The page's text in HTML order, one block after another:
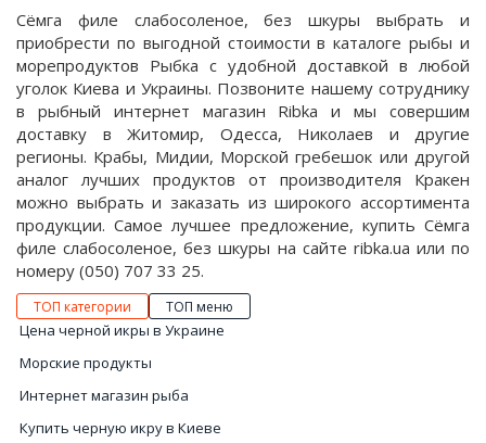
Сёмга филе слабосоленое, без шкуры выбрать и
приобрести по выгодной стоимости в каталоге рыбы и
морепродуктов Рыбка с удобной доставкой в любой
уголок Киева и Украины. Позвоните нашему сотруднику
в рыбный интернет магазин Ribka и мы совершим
доставку в Житомир, Одесса, Николаев и другие
регионы. Крабы, Мидии, Морской гребешок или другой
аналог лучших продуктов от производителя Кракен
можно выбрать и заказать из широкого ассортимента
продукции. Самое лучшее предложение, купить Сёмга
филе слабосоленое, без шкуры на сайте ribka.ua или по
номеру (050) 707 33 25.
ТОП категории ТОП меню
Цена черной икры в Украине
Морские продукты
Интернет магазин рыба
Купить черную икру в Киеве